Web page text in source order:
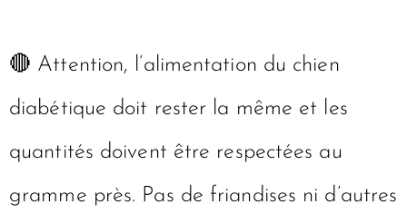
🔴 Attention, l’alimentation du chien
diabétique doit rester la même et les
quantités doivent être respectées au
gramme près. Pas de friandises ni d’autres